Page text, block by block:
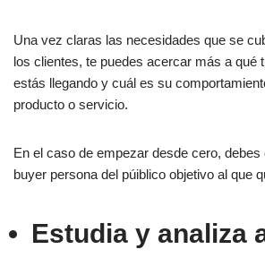
Una vez claras las necesidades que se
los clientes, te puedes acercar más a qué
estás llegando y cuál es su
producto o servicio.
En el caso de empezar desde cero,
buyer persona del púiblico objetivo al que
Estudia y analiza